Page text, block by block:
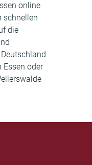
online
schnellen
die
Essen oder